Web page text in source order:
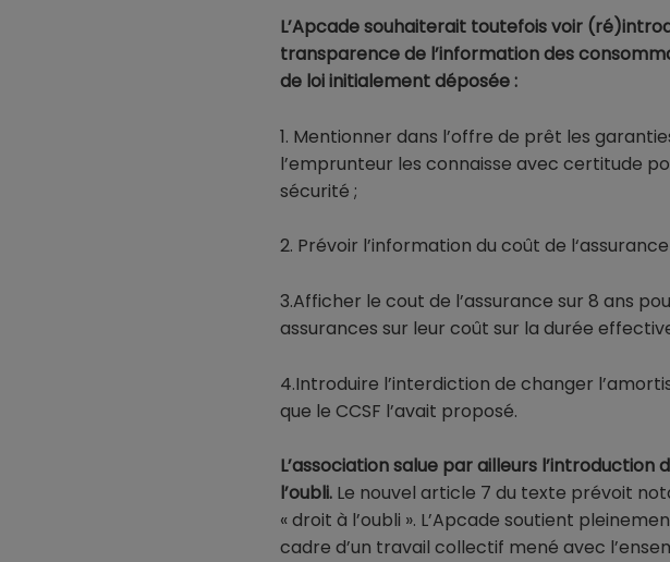
L’Apcade souhaiterait toutefois voir
transparence de l’information des
de loi initialement déposée :
1. Mentionner dans l’offre de prêt les
l’emprunteur les connaisse avec certitude
sécurité ;
2. Prévoir l’information du coût de
3.Afficher le cout de l’assurance sur 8 ans
assurances sur leur coût sur la durée
4.Introduire l’interdiction de changer
que le CCSF l’avait proposé.
L’association salue par ailleurs
l’oubli. Le nouvel article 7 du texte prévoit
« droit à l’oubli ». L’Apcade soutient
cadre d’un travail collectif mené avec